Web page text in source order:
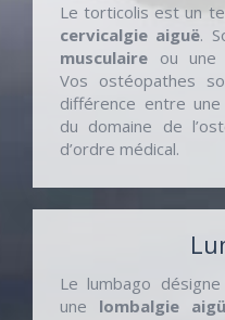
Le torticolis est un
cervicalgie aiguë.
musculaire ou une
Vos ostéopathes
différence entre
du domaine de
d’ordre médical.
Le lumbago
une lombalgie